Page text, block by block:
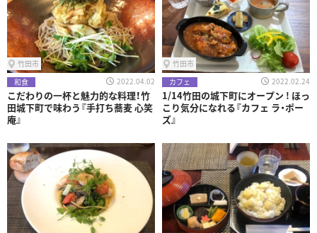
竹田市
和食
2022.04.02
こだわりの一杯と魅力的な料理！竹
田城下町で味わう『手打ち蕎麦 心笑
庵』
竹田市
カフェ
2022.02.24
1/14竹田の城下町にオープン ! ほっ
こり気分になれる『カフェ ラ・ポー
ズ』